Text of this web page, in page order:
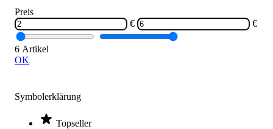
Preis
€
€
6 Artikel
OK
Symbolerklärung
Topseller
Zum Produkt
Sofort lieferbar